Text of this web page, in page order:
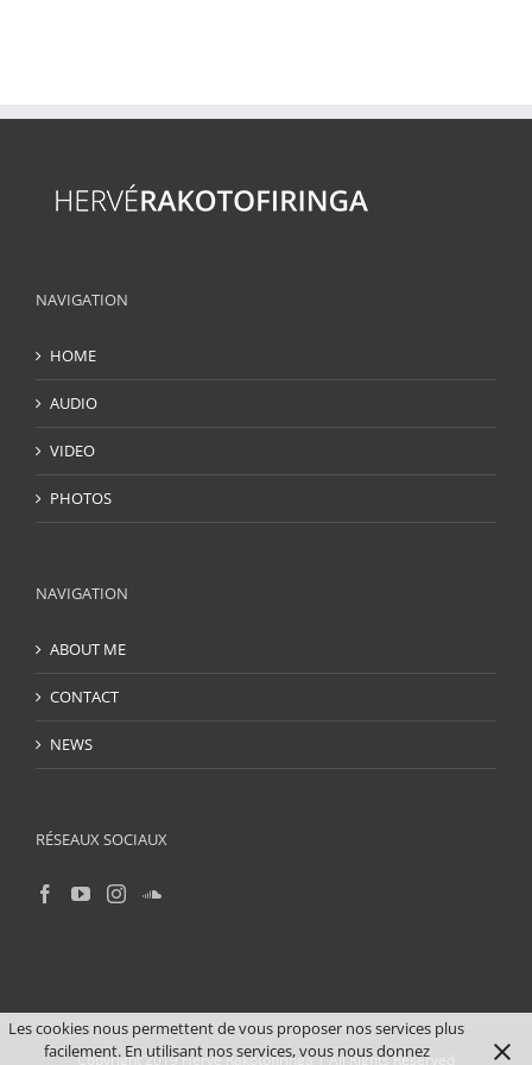
NAVIGATION
HOME
AUDIO
VIDEO
PHOTOS
NAVIGATION
ABOUT ME
CONTACT
NEWS
RÉSEAUX SOCIAUX
Copyright 2019 Hervé Rakotofiringa | All Rights Reserved
Les cookies nous permettent de vous proposer nos services plus
facilement. En utilisant nos services, vous nous donnez